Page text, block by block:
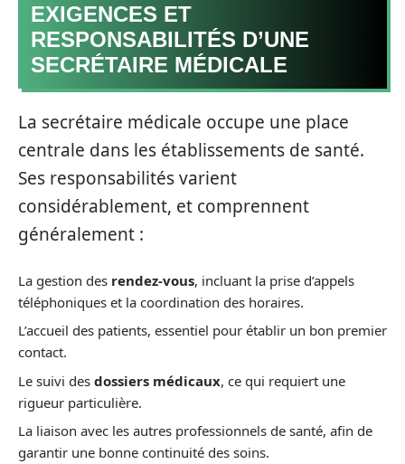
EXIGENCES ET
RESPONSABILITÉS D’UNE
SECRÉTAIRE MÉDICALE
La secrétaire médicale occupe une place
centrale dans les établissements de santé.
Ses responsabilités varient
considérablement, et comprennent
généralement :
La gestion des rendez-vous, incluant la prise d’appels
téléphoniques et la coordination des horaires.
L’accueil des patients, essentiel pour établir un bon premier
contact.
Le suivi des dossiers médicaux, ce qui requiert une
rigueur particulière.
La liaison avec les autres professionnels de santé, afin de
garantir une bonne continuité des soins.